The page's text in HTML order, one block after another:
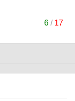
6 / 17